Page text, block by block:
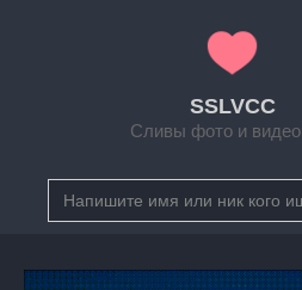
SSLVCC
Сливы фото и
Search
for: